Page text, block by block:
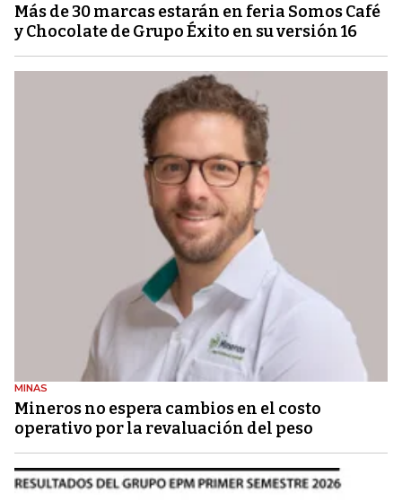
Más de 30 marcas estarán en feria Somos Café
y Chocolate de Grupo Éxito en su versión 16
MINAS
Mineros no espera cambios en el costo
operativo por la revaluación del peso